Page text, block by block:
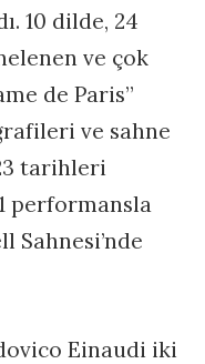
10 dilde, 24
ve çok
de Paris”
ve sahne
tarihleri
performansla
Sahnesi’nde
Einaudi iki